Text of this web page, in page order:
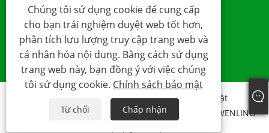
WENLING, ZHEJIANG, TRUNG QUỐC (317500)
E-mail
sales@younio.com
RSS XML Chính sách bảo mật
Bản quyền 2020 CÔNG TY TNHH ĐỒNG HỒ NƯỚC WENLING
Chúng tôi sử dụng cookie để cung cấp
cho bạn trải nghiệm duyệt web tốt hơn,
phân tích lưu lượng truy cập trang web và
cá nhân hóa nội dung. Bằng cách sử dụng
trang web này, bạn đồng ý với việc chúng
tôi sử dụng cookie. Chính sách bảo mật
Từ chối Chấp nhận